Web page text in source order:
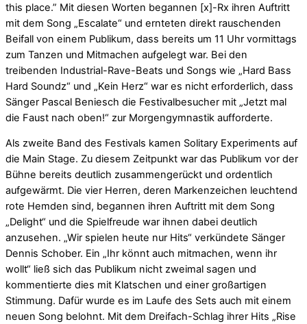
this place.” Mit diesen Worten begannen [x]-Rx ihren Auftritt
mit dem Song „Escalate“ und ernteten direkt rauschenden
Beifall von einem Publikum, dass bereits um 11 Uhr vormittags
zum Tanzen und Mitmachen aufgelegt war. Bei den
treibenden Industrial-Rave-Beats und Songs wie „Hard Bass
Hard Soundz“ und „Kein Herz“ war es nicht erforderlich, dass
Sänger Pascal Beniesch die Festivalbesucher mit „Jetzt mal
die Faust nach oben!“ zur Morgengymnastik aufforderte.
Als zweite Band des Festivals kamen Solitary Experiments auf
die Main Stage. Zu diesem Zeitpunkt war das Publikum vor der
Bühne bereits deutlich zusammengerückt und ordentlich
aufgewärmt. Die vier Herren, deren Markenzeichen leuchtend
rote Hemden sind, begannen ihren Auftritt mit dem Song
„Delight“ und die Spielfreude war ihnen dabei deutlich
anzusehen. „Wir spielen heute nur Hits“ verkündete Sänger
Dennis Schober. Ein „Ihr könnt auch mitmachen, wenn ihr
wollt“ ließ sich das Publikum nicht zweimal sagen und
kommentierte dies mit Klatschen und einer großartigen
Stimmung. Dafür wurde es im Laufe des Sets auch mit einem
neuen Song belohnt. Mit dem Dreifach-Schlag ihrer Hits „Rise